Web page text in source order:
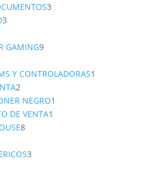
productos
33
33
GAMING99
Y CONTROLADORAS1
22
productos
NEGRO1
DE VENTA1
88
33